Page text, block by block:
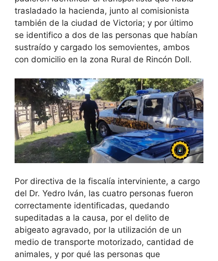
trasladado la hacienda, junto al comisionista
también de la ciudad de Victoria; y por último
se identifico a dos de las personas que habían
sustraído y cargado los semovientes, ambos
con domicilio en la zona Rural de Rincón Doll.
Por directiva de la fiscalía interviniente, a cargo
del Dr. Yedro Iván, las cuatro personas fueron
correctamente identificadas, quedando
supeditadas a la causa, por el delito de
abigeato agravado, por la utilización de un
medio de transporte motorizado, cantidad de
animales, y por qué las personas que